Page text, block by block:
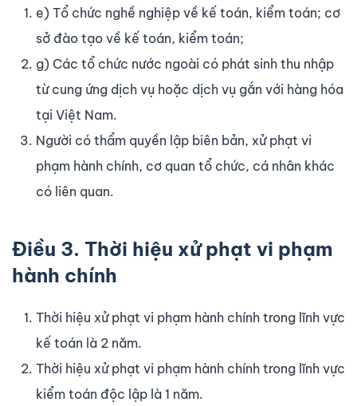
e) Tổ chức nghề nghiệp về kế toán, kiểm toán; cơ
sở đào tạo về kế toán, kiểm toán;
g) Các tổ chức nước ngoài có phát sinh thu nhập
từ cung ứng dịch vụ hoặc dịch vụ gắn với hàng hóa
tại Việt Nam.
Người có thẩm quyền lập biên bản, xử phạt vi
phạm hành chính, cơ quan tổ chức, cá nhân khác
có liên quan.
Điều 3. Thời hiệu xử phạt vi phạm
hành chính
Thời hiệu xử phạt vi phạm hành chính trong lĩnh vực
kế toán là 2 năm.
Thời hiệu xử phạt vi phạm hành chính trong lĩnh vực
kiểm toán độc lập là 1 năm.